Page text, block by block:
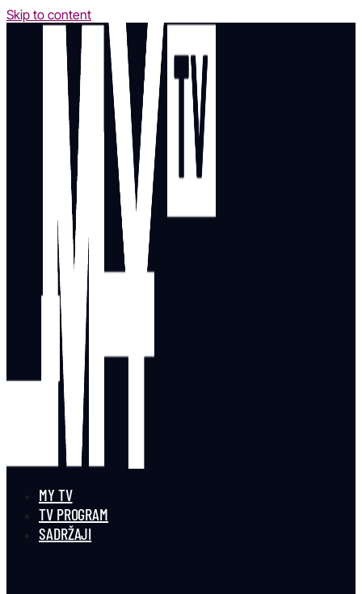
Skip to content
MY TV
TV PROGRAM
SADRŽAJI